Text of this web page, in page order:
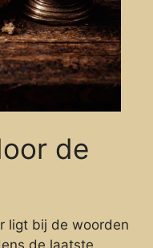
de
ligt bij de woorden